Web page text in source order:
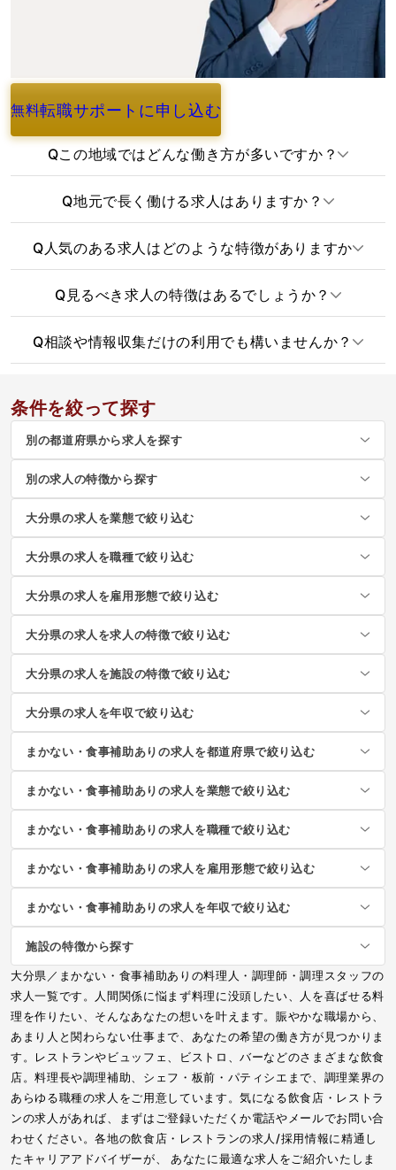
無料転職サポートに申し込む
よくあるご質問
Qこの地域ではどんな働き方が多いですか？
Q地元で長く働ける求人はありますか？
Q人気のある求人はどのような特徴がありますか
Q 見るべき求人の特徴はあるでしょうか？
Q相談や情報収集だけの利用でも構いませんか？
条件を絞って探す
別の都道府県から求人を探す
別の求人の特徴から探す
大分県の求人を業態で絞り込む
大分県の求人を職種で絞り込む
大分県の求人を雇用形態で絞り込む
大分県の求人を求人の特徴で絞り込む
大分県の求人を施設の特徴で絞り込む
大分県の求人を年収で絞り込む
まかない・食事補助ありの求人を都道府県で絞り込む
まかない・食事補助ありの求人を業態で絞り込む
まかない・食事補助ありの求人を職種で絞り込む
まかない・食事補助ありの求人を雇用形態で絞り込む
まかない・食事補助ありの求人を年収で絞り込む
施設の特徴から探す
大分県／まかない・食事補助ありの料理人・調理師・調理スタッフの
求人一覧です。人間関係に悩まず料理に没頭したい、人を喜ばせる料
理を作りたい、そんなあなたの想いを叶えます。賑やかな職場から、
あまり人と関わらない仕事まで、あなたの希望の働き方が見つかりま
す。レストランやビュッフェ、ビストロ、バーなどのさまざまな飲食
店。料理長や調理補助、シェフ・板前・パティシエまで、調理業界の
あらゆる職種の求人をご用意しています。気になる飲食店・レストラ
ンの求人があれば、まずはご登録いただくか電話やメールでお問い合
わせください。各地の飲食店・レストランの求人/採用情報に精通し
たキャリアアドバイザーが、 あなたに最適な求人をご紹介いたしま